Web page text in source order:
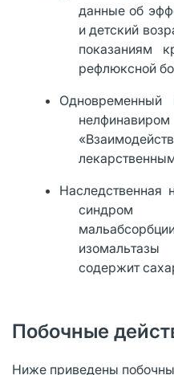
данные об
и детский
показаниям
рефлюксной
Наследственная
синдром
содержит
Побочные
Ниже приведены